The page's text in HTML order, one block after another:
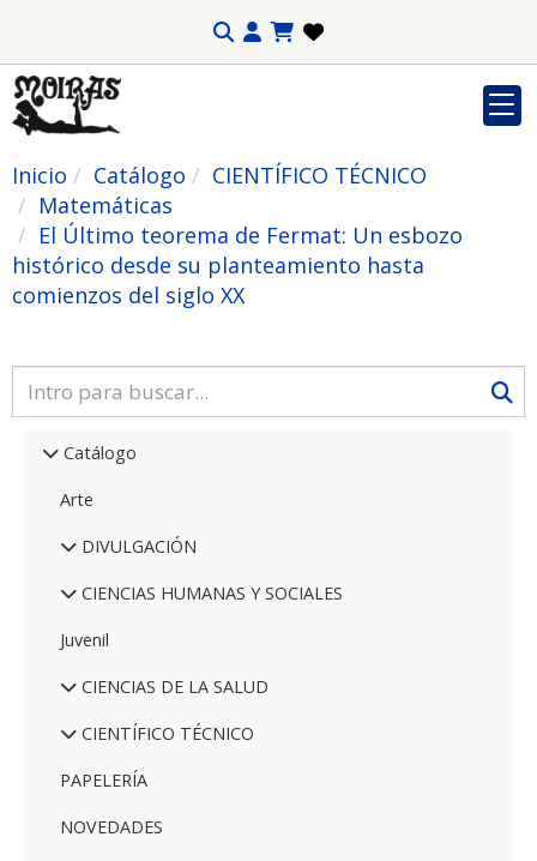
Inicio Catálogo
CIENTÍFICO TÉCNICO
Matemáticas
El Último teorema de Fermat: Un esbozo
histórico desde su planteamiento hasta
comienzos del siglo XX
Catálogo
Arte
DIVULGACIÓN
CIENCIAS HUMANAS Y SOCIALES
Juvenil
CIENCIAS DE LA SALUD
CIENTÍFICO TÉCNICO
PAPELERÍA
NOVEDADES